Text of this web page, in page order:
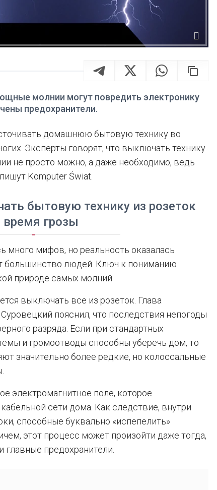
молнии могут повредить электронику
предохранители.
домашнюю бытовую технику во
Эксперты говорят, что выключать технику
не просто можно, а даже необходимо, ведь
Komputer Świat.
бытовую технику из розеток
время грозы
много мифов, но реальность оказалась
большинство людей. Ключ к пониманию
природе самых молний.
выключать все из розеток. Глава
пояснил, что последствия непогоды
разряда. Если при стандартных
и громоотводы способны уберечь дом, то
значительно более редкие, но колоссальные
электромагнитное поле, которое
сети дома. Как следствие, внутри
способные буквально «испепелить»
этот процесс может произойти даже тогда,
главные предохранители.